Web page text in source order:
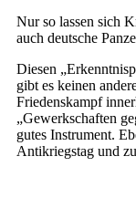
Nur so lassen sich
auch deutsche
Diesen
gibt es keinen
Friedenskampf
„Gewerkschaften
gutes Instrument.
Antikriegstag und